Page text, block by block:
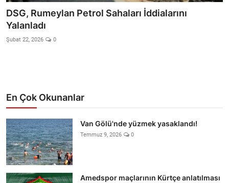
Galeri
Video
Arşiv
İletişim
Türkçe Kurdi
DSG, Rumeylan Petrol Sahaları İddialarını
Yalanladı
Şubat 22, 2026 0
En Çok Okunanlar
Van Gölü'nde yüzmek yasaklandı!
Temmuz 9, 2026 0
Amedspor maçlarının Kürtçe anlatılması